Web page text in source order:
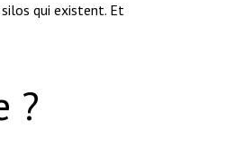
qui existent. Et
?